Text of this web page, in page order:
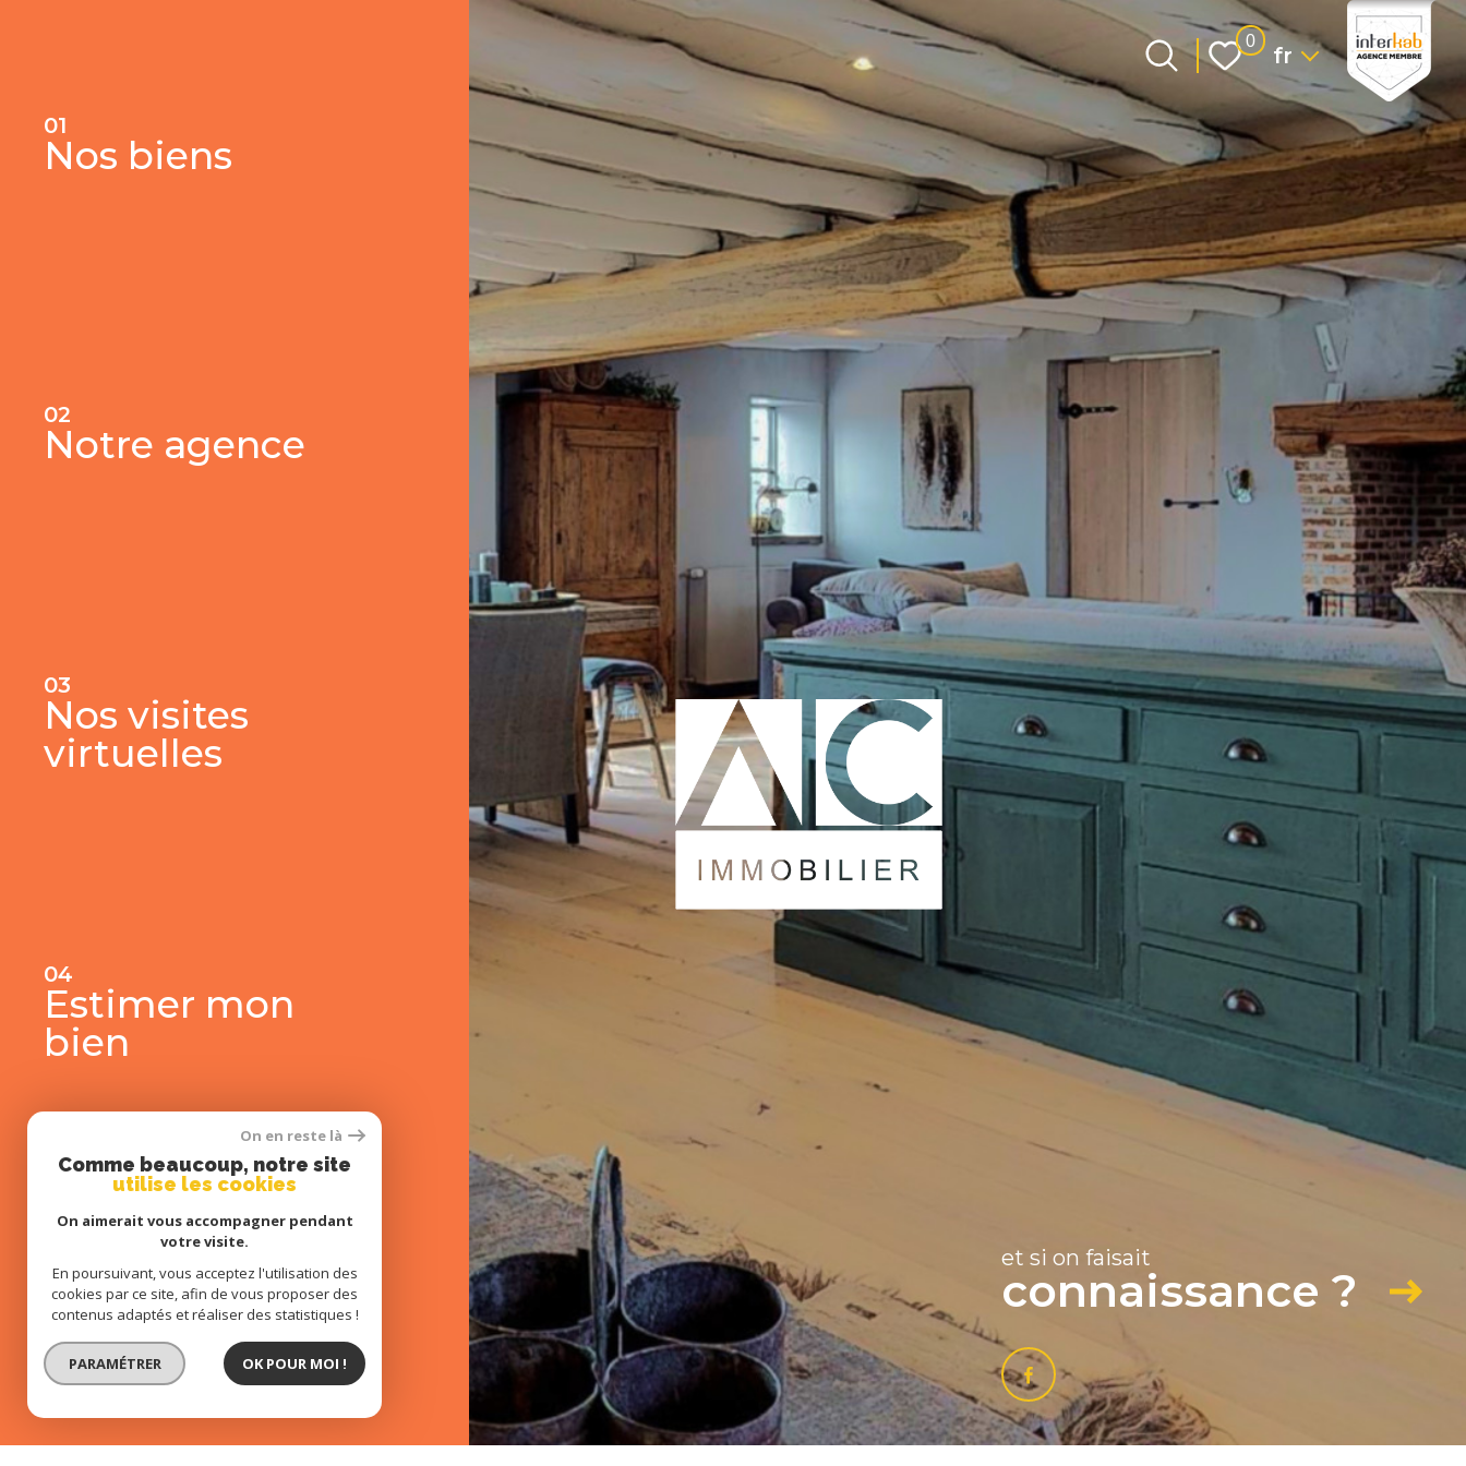
0 Langue
fr
et si on faisait
connaissance ?
01
Nos biens
02
Notre agence
03
Nos visites
virtuelles
04
Estimer mon
bien
05
Nous contacter
espace propriétaire
Adhérents
Traduction powered by Google Nos honoraires Plan du site Mentions légales Partenaires Admin Politique RGPD
On en reste là
Comme beaucoup, notre site
utilise les cookies
On aimerait vous accompagner pendant
votre visite.
En poursuivant, vous acceptez l'utilisation des
cookies par ce site, afin de vous proposer des
contenus adaptés et réaliser des statistiques !
PARAMÉTRER OK POUR MOI !